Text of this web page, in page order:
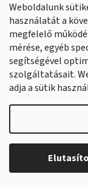
Weboldalunk
használatát a
megfelelő
mérése, egyéb
segítségével
szolgáltatásait.
adja a sütik
Rólunk
Szállítás és fizetés
Adatkezelés
Elállás a szerződéstől
Névjegy
Általános Szerződési
KAPCSOLAT